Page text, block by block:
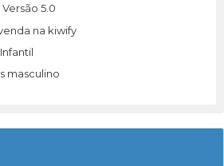
5.0
na kiwify
masculino